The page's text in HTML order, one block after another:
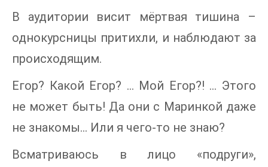
В аудитории висит мёртвая тишина –
однокурсницы притихли, и наблюдают за
происходящим.
Егор? Какой Егор? … Мой Егор?! … Этого
не может быть! Да они с Маринкой даже
не знакомы… Или я чего-то не знаю?
Всматриваюсь в лицо «подруги»,